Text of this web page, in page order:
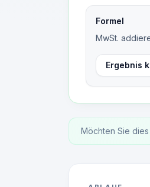
Formel
MwSt.
Ergebnis
Möchten Sie